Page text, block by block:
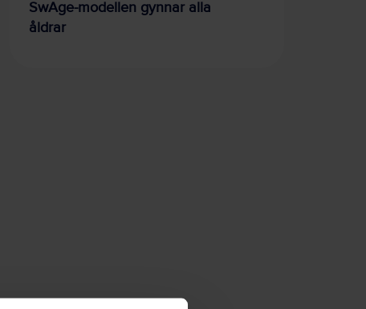
SwAge-modellen gynnar alla
åldrar